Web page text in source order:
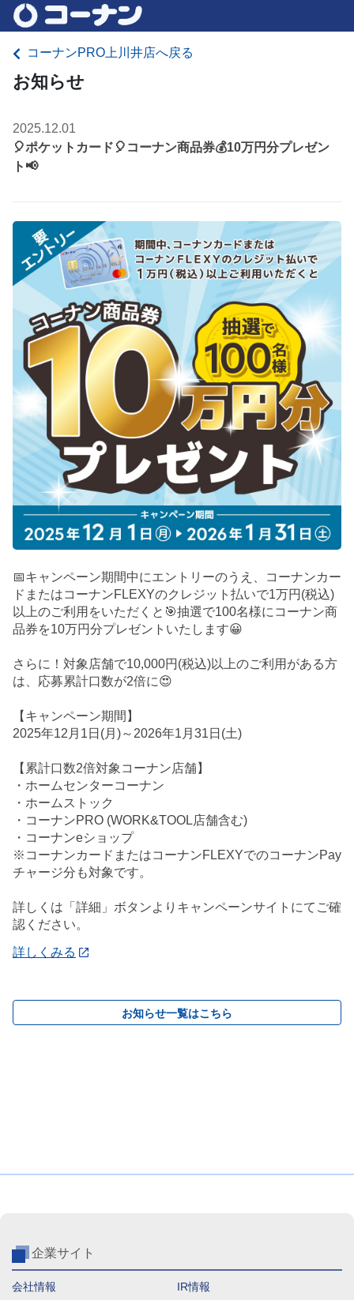
コーナンPRO上川井店へ戻る
お知らせ
2025.12.01
🎈ポケットカード🎈コーナン商品券💰10万円分プレゼン
ト📢
📅キャンペーン期間中にエントリーのうえ、コーナンカー
ドまたはコーナンFLEXYのクレジット払いで1万円(税込)
以上のご利用をいただくと🎯抽選で100名様にコーナン商
品券を10万円分プレゼントいたします😀
さらに！対象店舗で10,000円(税込)以上のご利用がある方
は、応募累計口数が2倍に😍
【キャンペーン期間】
2025年12月1日(月)～2026年1月31日(土)
【累計口数2倍対象コーナン店舗】
・ホームセンターコーナン
・ホームストック
・コーナンPRO (WORK&TOOL店舗含む)
・コーナンeショップ
※コーナンカードまたはコーナンFLEXYでのコーナンPay
チャージ分も対象です。
詳しくは「詳細」ボタンよりキャンペーンサイトにてご確
認ください。
詳しくみる
お知らせ一覧はこちら
企業サイト
会社情報 IR情報